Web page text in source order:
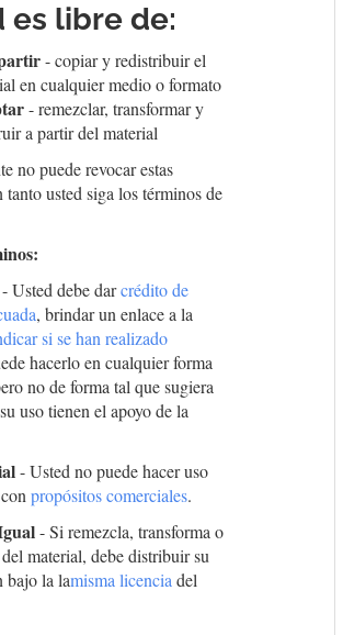
es libre de:
- copiar y redistribuir el
en cualquier medio o formato
- remezclar, transformar y
a partir del material
no puede revocar estas
tanto usted siga los términos de
- Usted debe darcrédito de
, brindar un enlace a la
si se han realizado
hacerlo en cualquier forma
no de forma tal que sugiera
uso tienen el apoyo de la
- Usted no puede hacer uso
conpropósitos comerciales.
- Si remezcla, transforma o
material, debe distribuir su
bajo la lamisma licencia del